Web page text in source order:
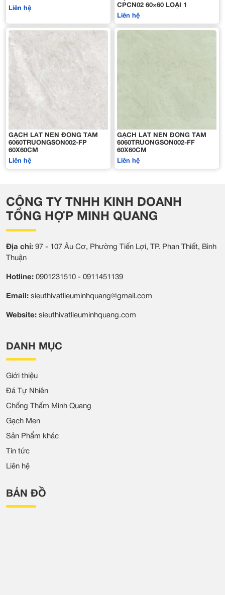
Liên hệ
CPCN02 60×60 LOẠI 1
Liên hệ
GẠCH LÁT NỀN ĐỒNG TÂM
6060TRUONGSON002-FP
60X60CM
Liên hệ
GẠCH LÁT NỀN ĐỒNG TÂM
6060TRUONGSON002-FF
60X60CM
Liên hệ
CÔNG TY TNHH KINH DOANH
TỔNG HỢP MINH QUANG
Địa chỉ: 97 - 107 Âu Cơ, Phường Tiến Lợi, TP. Phan Thiết, Bình
Thuận
Hotline: 0901231510 - 0911451139
Email: sieuthivatlieuminhquang@gmail.com
Website: sieuthivatlieuminhquang.com
DANH MỤC
Giới thiệu
Đá Tự Nhiên
Chống Thấm Minh Quang
Gạch Men
Sản Phẩm khác
Tin tức
Liên hệ
BẢN ĐỒ